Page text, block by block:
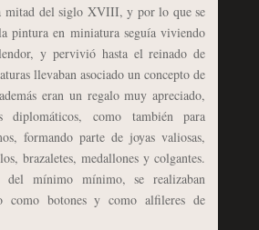
del siglo XVIII, y por lo que se
pintura en miniatura seguía viviendo
y pervivió hasta el reinado de
llevaban asociado un concepto de
eran un regalo muy apreciado,
diplomáticos, como también para
formando parte de joyas valiosas,
brazaletes, medallones y colgantes.
del mínimo mínimo, se realizaban
como botones y como alfileres de